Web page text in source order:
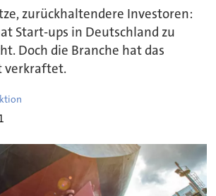
zurückhaltendere Investoren:
Start-ups in Deutschland zu
Doch die Branche hat das
verkraftet.